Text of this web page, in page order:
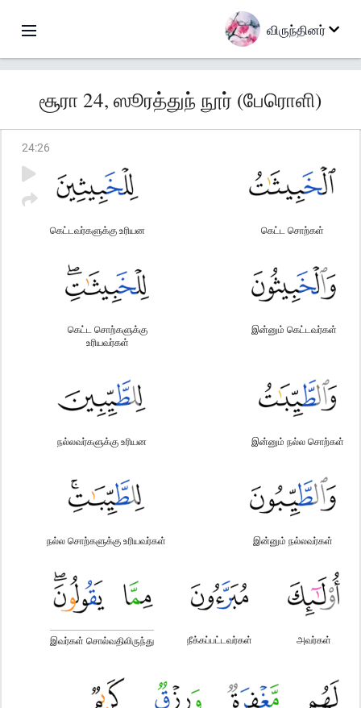
விருந்தினர்
சூரா 24, ஸூரத்துந் நூர் (பேரொளி)
24:26
கெட்ட சொற்கள்
கெட்டவர்களுக்கு உரியன
இன்னும் கெட்டவர்கள்
கெட்ட சொற்களுக்கு
உரியவர்கள்
இன்னும் நல்ல சொற்கள்
நல்லவர்களுக்கு உரியன
இன்னும் நல்லவர்கள்
நல்ல சொற்களுக்கு உரியவர்கள்
அவர்கள்
நீக்கப்பட்டவர்கள்
இவர்கள் சொல்வதிலிருந்து